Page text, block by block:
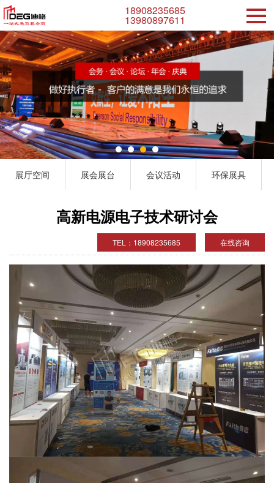
18908235685
13980897611
展厅空间 展会展台 会议活动 环保展具
高新电源电子技术研讨会
在线咨询
TEL：18908235685